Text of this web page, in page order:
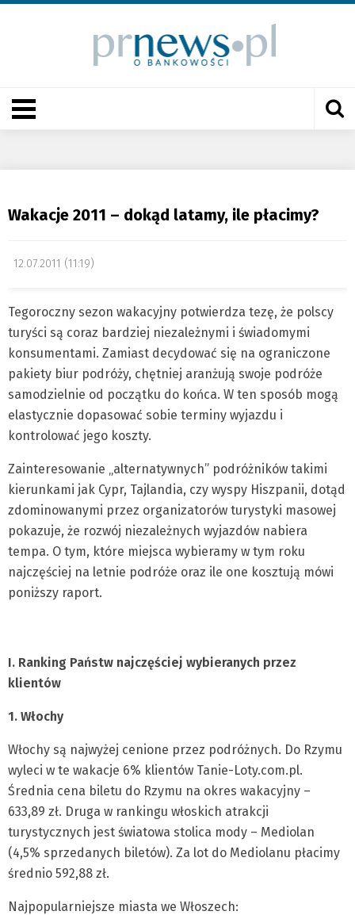
Wakacje 2011 – dokąd latamy, ile płacimy?
12.07.2011 (11:19)
Tegoroczny sezon wakacyjny potwierdza tezę, że polscy
turyści są coraz bardziej niezależnymi i świadomymi
konsumentami. Zamiast decydować się na ograniczone
pakiety biur podróży, chętniej aranżują swoje podróże
samodzielnie od początku do końca. W ten sposób mogą
elastycznie dopasować sobie terminy wyjazdu i
kontrolować jego koszty.
Zainteresowanie „alternatywnych” podróżników takimi
kierunkami jak Cypr, Tajlandia, czy wyspy Hiszpanii, dotąd
zdominowanymi przez organizatorów turystyki masowej
pokazuje, że rozwój niezależnych wyjazdów nabiera
tempa. O tym, które miejsca wybieramy w tym roku
najczęściej na letnie podróże oraz ile one kosztują mówi
poniższy raport.
I. Ranking Państw najczęściej wybieranych przez
klientów
1. Włochy
Włochy są najwyżej cenione przez podróżnych. Do Rzymu
wyleci w te wakacje 6% klientów Tanie-Loty.com.pl.
Średnia cena biletu do Rzymu na okres wakacyjny –
633,89 zł. Druga w rankingu włoskich atrakcji
turystycznych jest światowa stolica mody – Mediolan
(4,5% sprzedanych biletów). Za lot do Mediolanu płacimy
średnio 592,88 zł.
Najpopularniejsze miasta we Włoszech: